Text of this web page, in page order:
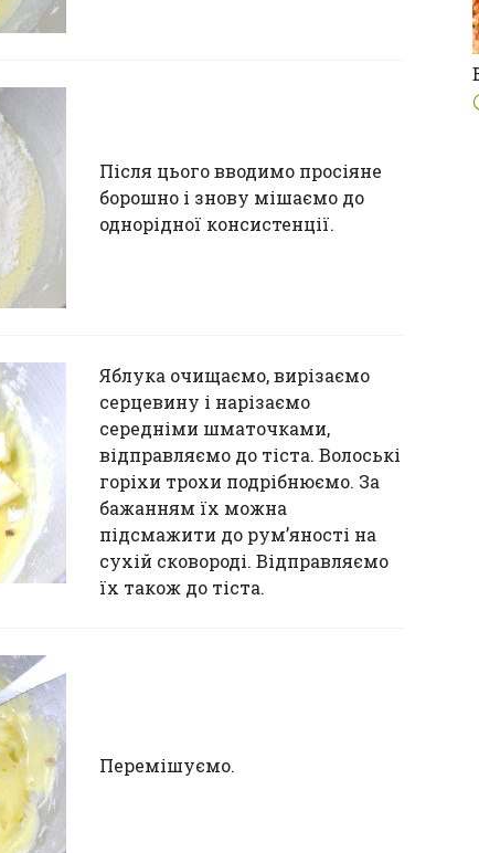
Після цього вводимо просіяне
борошно і знову мішаємо до
однорідної консистенції.
Яблука очищаємо, вирізаємо
серцевину і нарізаємо
середніми шматочками,
відправляємо до тіста. Волоські
горіхи трохи подрібнюємо. За
бажанням їх можна
підсмажити до рум’яності на
сухій сковороді. Відправляємо
їх також до тіста.
Перемішуємо.